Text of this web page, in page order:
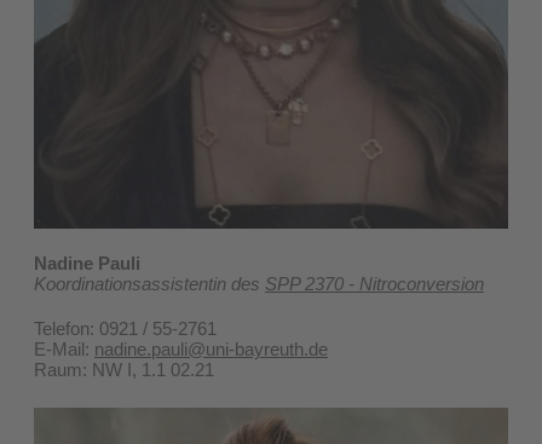
Nadine Pauli
Koordinationsassistentin des SPP 2370 - Nitroconversion
Telefon: 0921 / 55-2761
E-Mail: nadine.pauli@uni-bayreuth.de
Raum: NW I, 1.1 02.21